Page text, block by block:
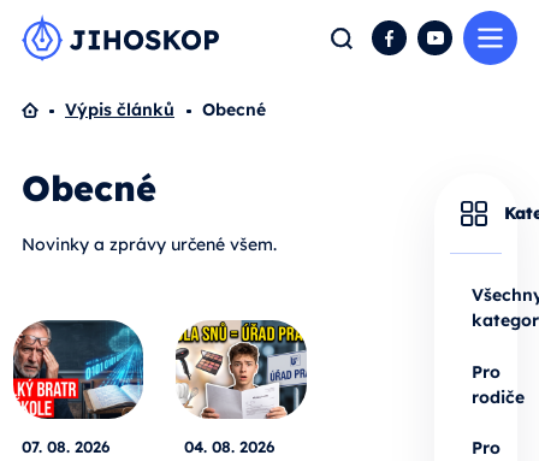
Hledat FacebookYouTube
Domů
Výpis článků Obecné
Obecné
Novinky a zprávy určené všem.
07. 08. 2026 04. 08. 2026
Pro
rodiče
Pro